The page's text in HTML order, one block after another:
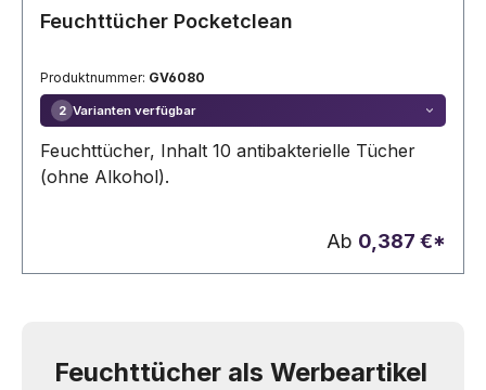
Feuchttücher Pocketclean
Produktnummer: GV6080
2 Varianten verfügbar
Feuchttücher, Inhalt 10 antibakterielle Tücher
(ohne Alkohol).
Ab 0,387 €*
Feuchttücher als Werbeartikel